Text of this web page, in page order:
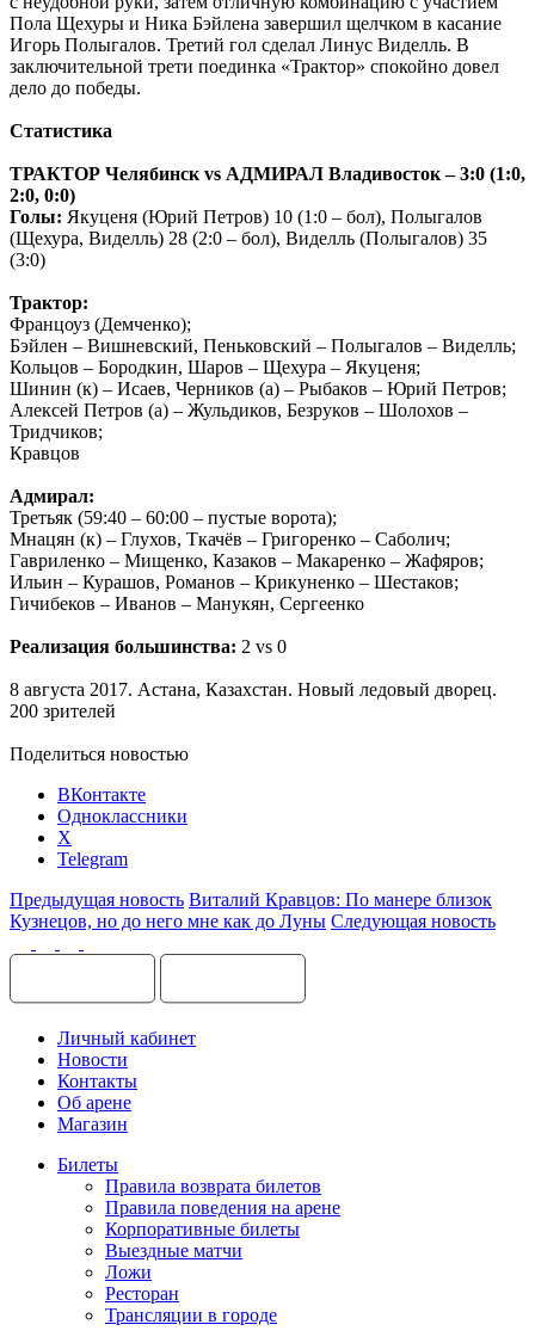
Пола Щехуры и Ника Бэйлена завершил щелчком в касание
Игорь Полыгалов. Третий гол сделал Линус Виделль. В
заключительной трети поединка «Трактор» спокойно довел
дело до победы.
Статистика
ТРАКТОР Челябинск vs АДМИРАЛ Владивосток – 3:0 (1:0,
2:0, 0:0)
Голы: Якуценя (Юрий Петров) 10 (1:0 – бол), Полыгалов
(Щехура, Виделль) 28 (2:0 – бол), Виделль (Полыгалов) 35
(3:0)
Трактор:
Францоуз (Демченко);
Бэйлен – Вишневский, Пеньковский – Полыгалов – Виделль;
Кольцов – Бородкин, Шаров – Щехура – Якуценя;
Шинин (к) – Исаев, Черников (а) – Рыбаков – Юрий Петров;
Алексей Петров (а) – Жульдиков, Безруков – Шолохов –
Тридчиков;
Кравцов
Адмирал:
Третьяк (59:40 – 60:00 – пустые ворота);
Мнацян (к) – Глухов, Ткачёв – Григоренко – Саболич;
Гавриленко – Мищенко, Казаков – Макаренко – Жафяров;
Ильин – Курашов, Романов – Крикуненко – Шестаков;
Гичибеков – Иванов – Манукян, Сергеенко
Реализация большинства: 2 vs 0
8 августа 2017. Астана, Казахстан. Новый ледовый дворец.
200 зрителей
Поделиться новостью
ВКонтакте
Одноклассники
X
Telegram
Предыдущая новость Виталий Кравцов: По манере близок
Кузнецов, но до него мне как до Луны Следующая новость
Личный кабинет
Новости
Контакты
Об арене
Магазин
Билеты
Правила возврата билетов
Правила поведения на арене
Корпоративные билеты
Выездные матчи
Ложи
Ресторан
Трансляции в городе